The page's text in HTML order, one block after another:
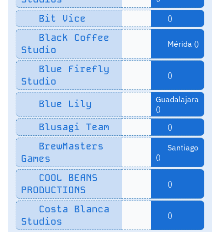
Bit Vice ()
Black Coffee
Studio
Mérida ()
Blue Firefly
Studio
()
Blue Lily
Guadalajara
()
Blusagi Team ()
BrewMasters
Games
Santiago
()
COOL BEANS
PRODUCTIONS
()
Costa Blanca
Studios
()